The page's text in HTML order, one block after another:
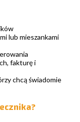
lub mieszankami
fakturę i
chcą świadomie